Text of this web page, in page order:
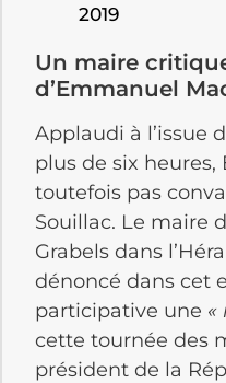
2019
Un maire
d’Emmanuel
Applaudi à l’issue
plus de six heures,
toutefois pas
Souillac. Le maire
Grabels dans
dénoncé dans cet
participative une «
cette tournée des
président de la